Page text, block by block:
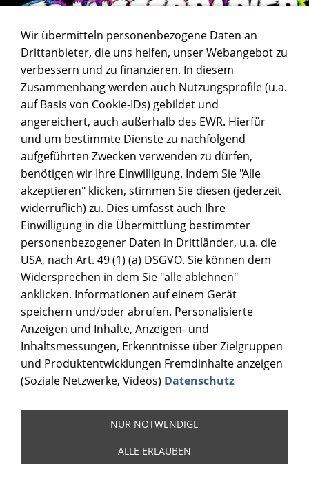
Wir übermitteln personenbezogene Daten an
Drittanbieter, die uns helfen, unser Webangebot zu
verbessern und zu finanzieren. In diesem
Zusammenhang werden auch Nutzungsprofile (u.a.
auf Basis von Cookie-IDs) gebildet und
angereichert, auch außerhalb des EWR. Hierfür
und um bestimmte Dienste zu nachfolgend
aufgeführten Zwecken verwenden zu dürfen,
benötigen wir Ihre Einwilligung. Indem Sie "Alle
akzeptieren" klicken, stimmen Sie diesen (jederzeit
widerruflich) zu. Dies umfasst auch Ihre
Einwilligung in die Übermittlung bestimmter
personenbezogener Daten in Drittländer, u.a. die
USA, nach Art. 49 (1) (a) DSGVO. Sie können dem
Widersprechen in dem Sie "alle ablehnen"
anklicken. Informationen auf einem Gerät
speichern und/oder abrufen. Personalisierte
Anzeigen und Inhalte, Anzeigen- und
Inhaltsmessungen, Erkenntnisse über Zielgruppen
und Produktentwicklungen Fremdinhalte anzeigen
(Soziale Netzwerke, Videos) Datenschutz
NUR NOTWENDIGE
ALLE ERLAUBEN